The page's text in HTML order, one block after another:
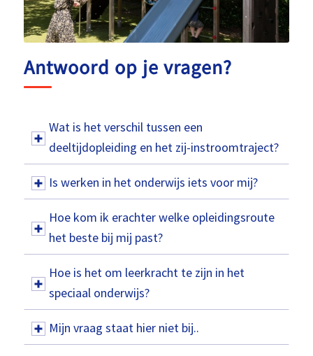
Antwoord op je vragen?
Wat is het verschil tussen een
deeltijdopleiding en het zij-instroomtraject?
Is werken in het onderwijs iets voor mij?
Hoe kom ik erachter welke opleidingsroute
het beste bij mij past?
Hoe is het om leerkracht te zijn in het
speciaal onderwijs?
Mijn vraag staat hier niet bij..